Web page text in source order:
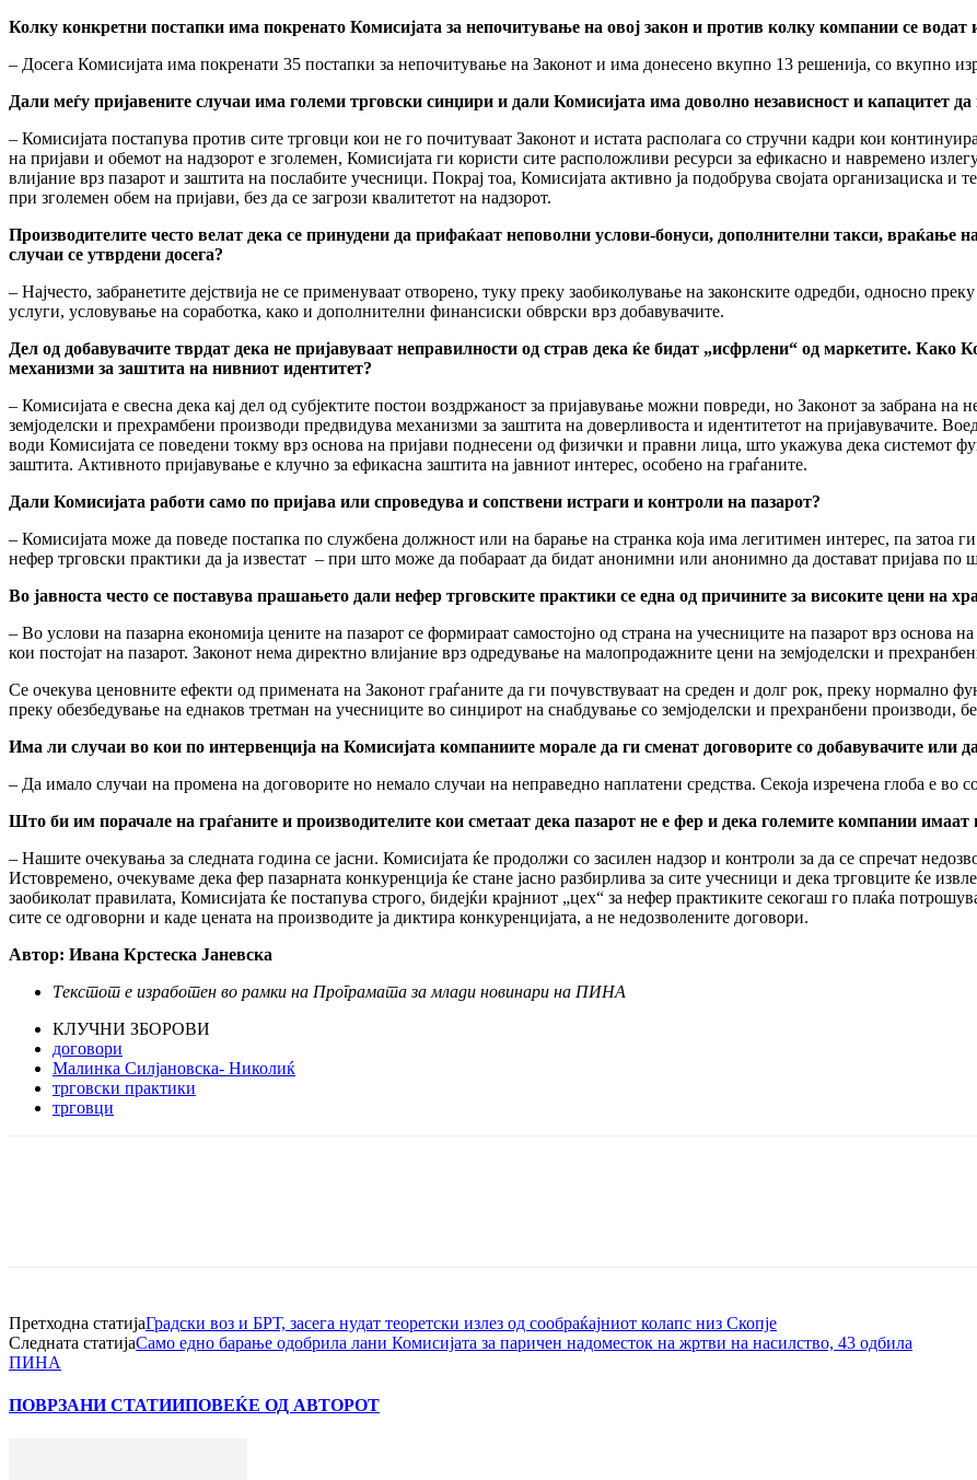
Колку конкретни постапки има покренато Комисијата за непочитување на овој закон и против колку компании се водат
– Досега Комисијата има покренати 35 постапки за непочитување на Законот и има донесено вкупно 13 решенија, со вкупно
Дали меѓу пријавените случаи има големи трговски синџири и дали Комисијата има доволно независност и капацитет
– Комисијата постапува против сите трговци кои не го почитуваат Законот и истата располага со стручни кадри кои
на пријави и обемот на надзорот е зголемен, Комисијата ги користи сите расположливи ресурси за ефикасно и навремено
влијание врз пазарот и заштита на послабите учесници. Покрај тоа, Комисијата активно ја подобрува својата организациска
при зголемен обем на пријави, без да се загрози квалитетот на надзорот.
Производителите често велат дека се принудени да прифаќаат неповолни услови-бонуси, дополнителни такси,
случаи се утврдени досега?
– Најчесто, забранетите дејствија не се применуваат отворено, туку преку заобиколување на законските одредби, односно
услуги, условување на соработка, како и дополнителни финансиски обврски врз добавувачите.
Дел од добавувачите тврдат дека не пријавуваат неправилности од страв дека ќе бидат „исфрлени“ од маркетите. Како
механизми за заштита на нивниот идентитет?
– Комисијата е свесна дека кај дел од субјектите постои воздржаност за пријавување можни повреди, но Законот за забрана
земјоделски и прехрамбени производи предвидува механизми за заштита на доверливоста и идентитетот на пријавувачите.
води Комисијата се поведени токму врз основа на пријави поднесени од физички и правни лица, што укажува дека системот
заштита. Активното пријавување е клучно за ефикасна заштита на јавниот интерес, особено на граѓаните.
Дали Комисијата работи само по пријава или спроведува и сопствени истраги и контроли на пазарот?
– Комисијата може да поведе постапка по службена должност или на барање на странка која има легитимен интерес, па затоа
нефер трговски практики да ја известат – при што може да побараат да бидат анонимни или анонимно да достават пријава по
Во јавноста често се поставува прашањето дали нефер трговските практики се една од причините за високите цени на
– Во услови на пазарна економија цените на пазарот се формираат самостојно од страна на учесниците на пазарот врз основа
кои постојат на пазарот. Законот нема директно влијание врз одредување на малопродажните цени на земјоделски и
Се очекува ценовните ефекти од примената на Законот граѓаните да ги почувствуваат на среден и долг рок, преку нормално
преку обезбедување на еднаков третман на учесниците во синџирот на снабдување со земјоделски и прехранбени производи,
Има ли случаи во кои по интервенција на Комисијата компаниите морале да ги сменат договорите со добавувачите или
– Да имало случаи на промена на договорите но немало случаи на неправедно наплатени средства. Секоја изречена глоба е во
Што би им порачале на граѓаните и производителите кои сметаат дека пазарот не е фер и дека големите компании имаат
– Нашите очекувања за следната година се јасни. Комисијата ќе продолжи со засилен надзор и контроли за да се спречат
Истовремено, очекуваме дека фер пазарната конкуренција ќе стане јасно разбирлива за сите учесници и дека трговците ќе
заобиколат правилата, Комисијата ќе постапува строго, бидејќи крајниот „цех“ за нефер практиките секогаш го плаќа
сите се одговорни и каде цената на производите ја диктира конкуренцијата, а не недозволените договори.
Автор: Ивана Крстеска Јаневска
Текстот е изработен во рамки на Програмата за млади новинари на ПИНА
КЛУЧНИ ЗБОРОВИ
договори
Малинка Силјановска- Николиќ
трговски практики
трговци
Претходна статијаГрадски воз и БРТ, засега нудат теоретски излез од сообраќајниот колапс низ Скопје
Следната статијаСамо едно барање одобрила лани Комисијата за паричен надоместок на жртви на насилство, 43 одбила
ПИНА
ПОВРЗАНИ СТАТИИПОВЕЌЕ ОД АВТОРОТ